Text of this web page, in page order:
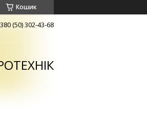
Кошик
(50) 302-43-68